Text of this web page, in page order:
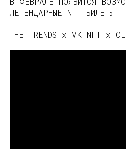
ЛЕГЕНДАРНЫЕ NFT-БИЛЕТЫ
THE TRENDS x VK NFT x